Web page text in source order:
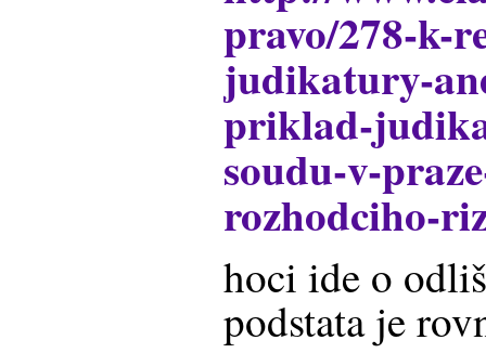
pravo/278-k-
judikatury-
priklad-
soudu-v-
rozhodciho-
hoci ide o
podstata je